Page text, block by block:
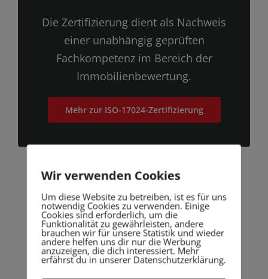
Die Zertifizierung dient als Nachweis
einer unabhängig geprüften
Fachkompetenz im Bereich der
Immobilienbewertung.
Mehr zur ISO-17024-Zertifizierung
Profitieren Sie von der
Expertise Ihres Gutachters
für Immobilien:
Wir verwenden Cookies
Um diese Website zu betreiben, ist es für uns
notwendig Cookies zu verwenden. Einige
Cookies sind erforderlich, um die
Funktionalität zu gewährleisten, andere
brauchen wir für unsere Statistik und wieder
andere helfen uns dir nur die Werbung
anzuzeigen, die dich interessiert. Mehr
erfährst du in unserer Datenschutzerklärung.